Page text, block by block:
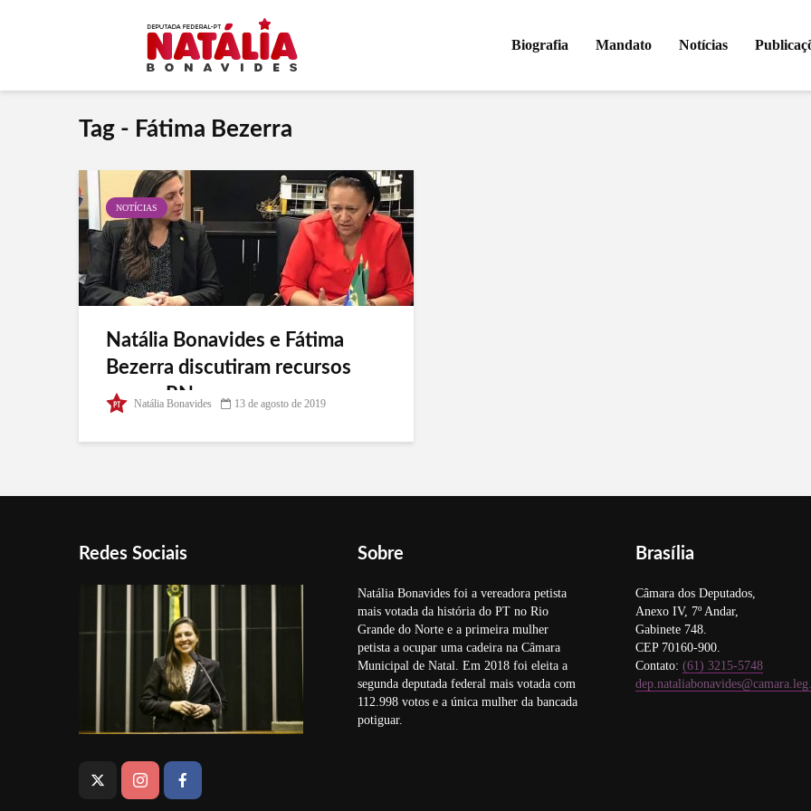
Biografia Mandato Notícias
Tag - Fátima Bezerra
NOTÍCIAS
Natália Bonavides e Fátima
Bezerra discutiram recursos
para o RN com o governo
Natália Bonavides 13 de agosto de 2019
Redes Sociais Sobre
Natália Bonavides foi a vereadora petista
mais votada da história do PT no Rio
Grande do Norte e a primeira mulher
petista a ocupar uma cadeira na Câmara
Municipal de Natal. Em 2018 foi eleita a
segunda deputada federal mais votada com
112.998 votos e a única mulher da bancada
potiguar.
Brasília
Câmara dos Deputados,
Anexo IV, 7º Andar,
Gabinete 748.
CEP 70160-900.
Contato: (61) 3215-5748